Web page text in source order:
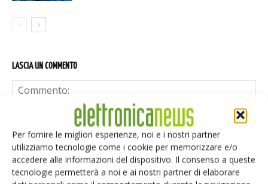
Per fornire le migliori esperienze, noi e i nostri partner
utilizziamo tecnologie come i cookie per memorizzare e/o
accedere alle informazioni del dispositivo. Il consenso a queste
tecnologie permetterà a noi e ai nostri partner di elaborare
LASCIA UN COMMENTO